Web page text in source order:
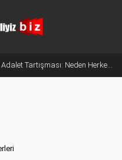
Eskişehir’de Fiyat ve Etiket Denetimi: 67 Bin 541 TL Ceza Kesildi
i